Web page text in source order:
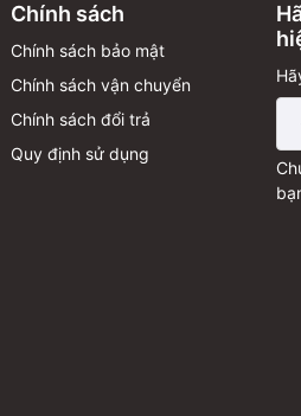
Chính sách
Chính sách bảo mật
Chính sách vận chuyển
Chính sách đổi trả
Quy định sử dụng